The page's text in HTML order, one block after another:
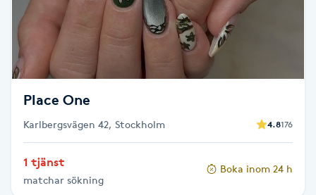
Svensk massage
Svettbehandling
T
Tuina-massage
Tandblekning
Place One
Karlbergsvägen 42, Stockholm 4.8176
1 tjänst
matchar sökning
Boka inom 24 h